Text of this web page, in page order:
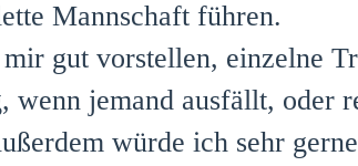
Mannschaft führen.
gut vorstellen, einzelne
wenn jemand ausfällt, oder
würde ich sehr